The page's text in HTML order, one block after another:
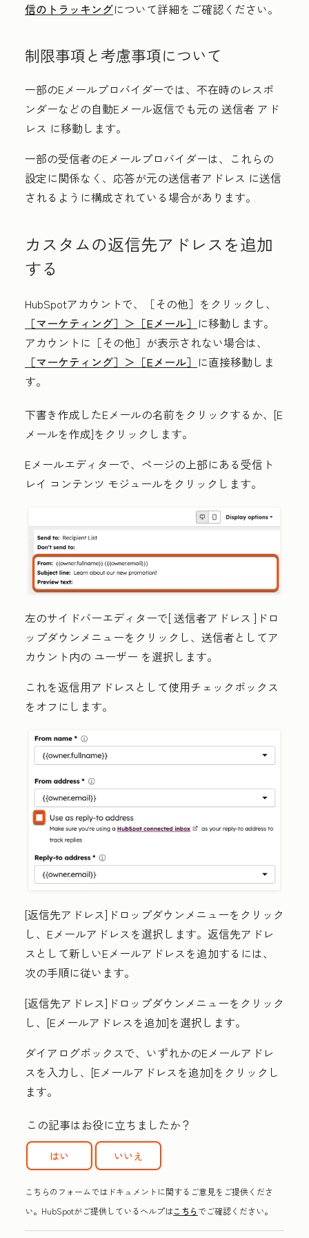
信のトラッキングについて詳細をご確認ください。
制限事項と考慮事項について
一部のEメールプロバイダーでは、不在時のレスポ
ンダーなどの自動Eメール返信でも元の 送信者 アド
レス に移動します。
一部の受信者のEメールプロバイダーは、これらの
設定に関係なく、応答が元の送信者アドレス に送信
されるように構成されている場合があります。
カスタムの返信先アドレスを追加
する
HubSpotアカウントで、
［その他］をクリックし、
［マーケティング］＞ ［Eメール］ に移動します。
アカウントに ［その他］が表示されない場合は、
［マーケティング］＞ ［Eメール］ に直接移動しま
す。
下書き作成したEメールの名前をクリックするか、[E
メールを作成]をクリックします。
Eメールエディターで、ページの上部にある受信ト
レイ コンテンツ モジュールをクリックします。
左のサイドバーエディターで[送信者アドレス ]ドロ
ップダウンメニューをクリックし、送信者としてア
カウント内の ユーザー を選択します。
これを返信用アドレスとして使用チェックボックス
をオフにします。
[返信先アドレス]ドロップダウンメニューをクリック
し、 Eメールアドレスを選択します。 返信先アドレ
スとして新しいEメールアドレスを追加するには、
次の手順に従います。
[返信先アドレス]ドロップダウンメニューをクリック
し、[Eメールアドレスを追加]を選択します。
ダイアログボックスで、 いずれかのEメールアドレ
スを入力し、[Eメールアドレスを追加]をクリックし
ます。
この記事はお役に立ちましたか？
はい いいえ
こちらのフォームではドキュメントに関するご意見をご提供くださ
い。HubSpotがご提供しているヘルプはこちらでご確認ください。